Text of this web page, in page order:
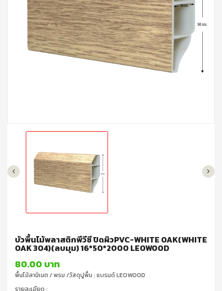
บัวพื้นไม้พลาสติกพีวีซี ปิดผิวPVC-WHITE OAK(WHITE
OAK 304)(ลบมุม) 16*50*2000 LEOWOOD
80.00 บาท
พื้นไม้ลามิเนต / พรม /วัสดุปูพื้น : แบรนด์ LEOWOOD
รายละเอียด :